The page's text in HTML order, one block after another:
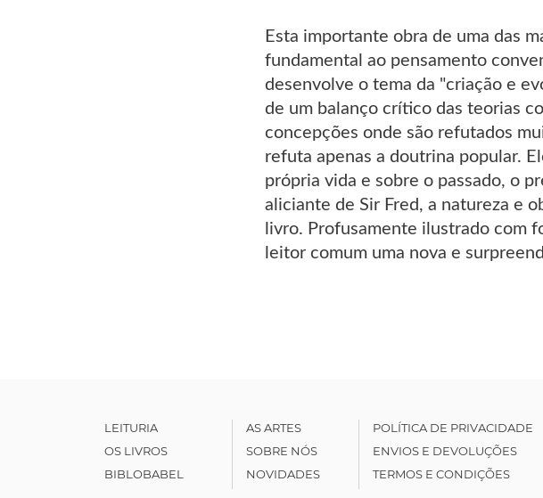
Esta importante obra de uma das
fundamental ao pensamento
desenvolve o tema da "criação e
de um balanço crítico das teorias
concepções onde são refutados
refuta apenas a doutrina popular.
própria vida e sobre o passado, o
aliciante de Sir Fred, a natureza e
livro. Profusamente ilustrado com
leitor comum uma nova e
LEITURIA
OS LIVROS
BIBLOBABEL
AS ARTES
SOBRE NÓS
NOVIDADES
POLÍTICA DE PRIVACIDADE
ENVIOS E DEVOLUÇÕES
TERMOS E CONDIÇÕES